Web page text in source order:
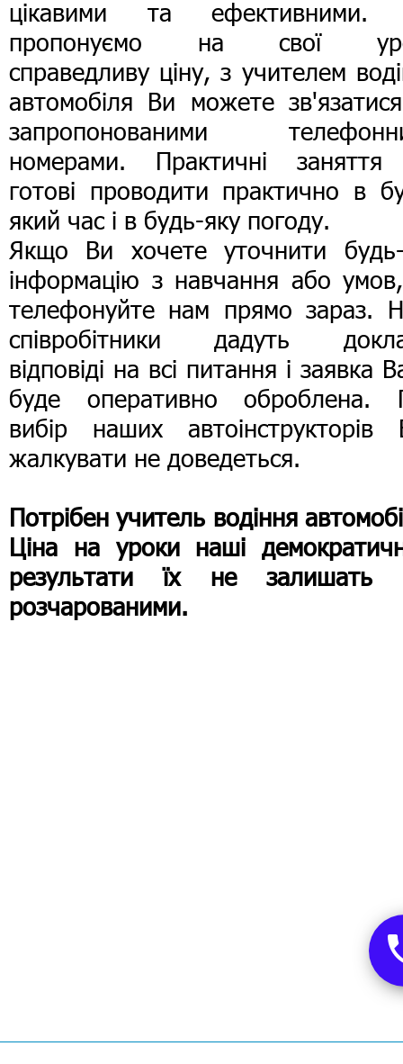
цікавими та
пропонуємо на свої
справедливу ціну, з учителем
автомобіля Ви можете
запропонованими
номерами. Практичні
готові проводити практично в
який час і в будь-яку погоду.
Якщо Ви хочете уточнити
інформацію з навчання або
телефонуйте нам прямо зараз.
співробітники дадуть
відповіді на всі питання і заявка
буде оперативно оброблена.
вибір наших автоінструкторів
жалкувати не доведеться.
Потрібен учитель водіння
Ціна на уроки наші
результати їх не залишать
розчарованими.